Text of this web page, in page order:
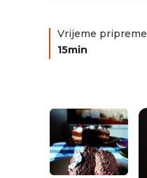
Vrijeme pripreme
15min